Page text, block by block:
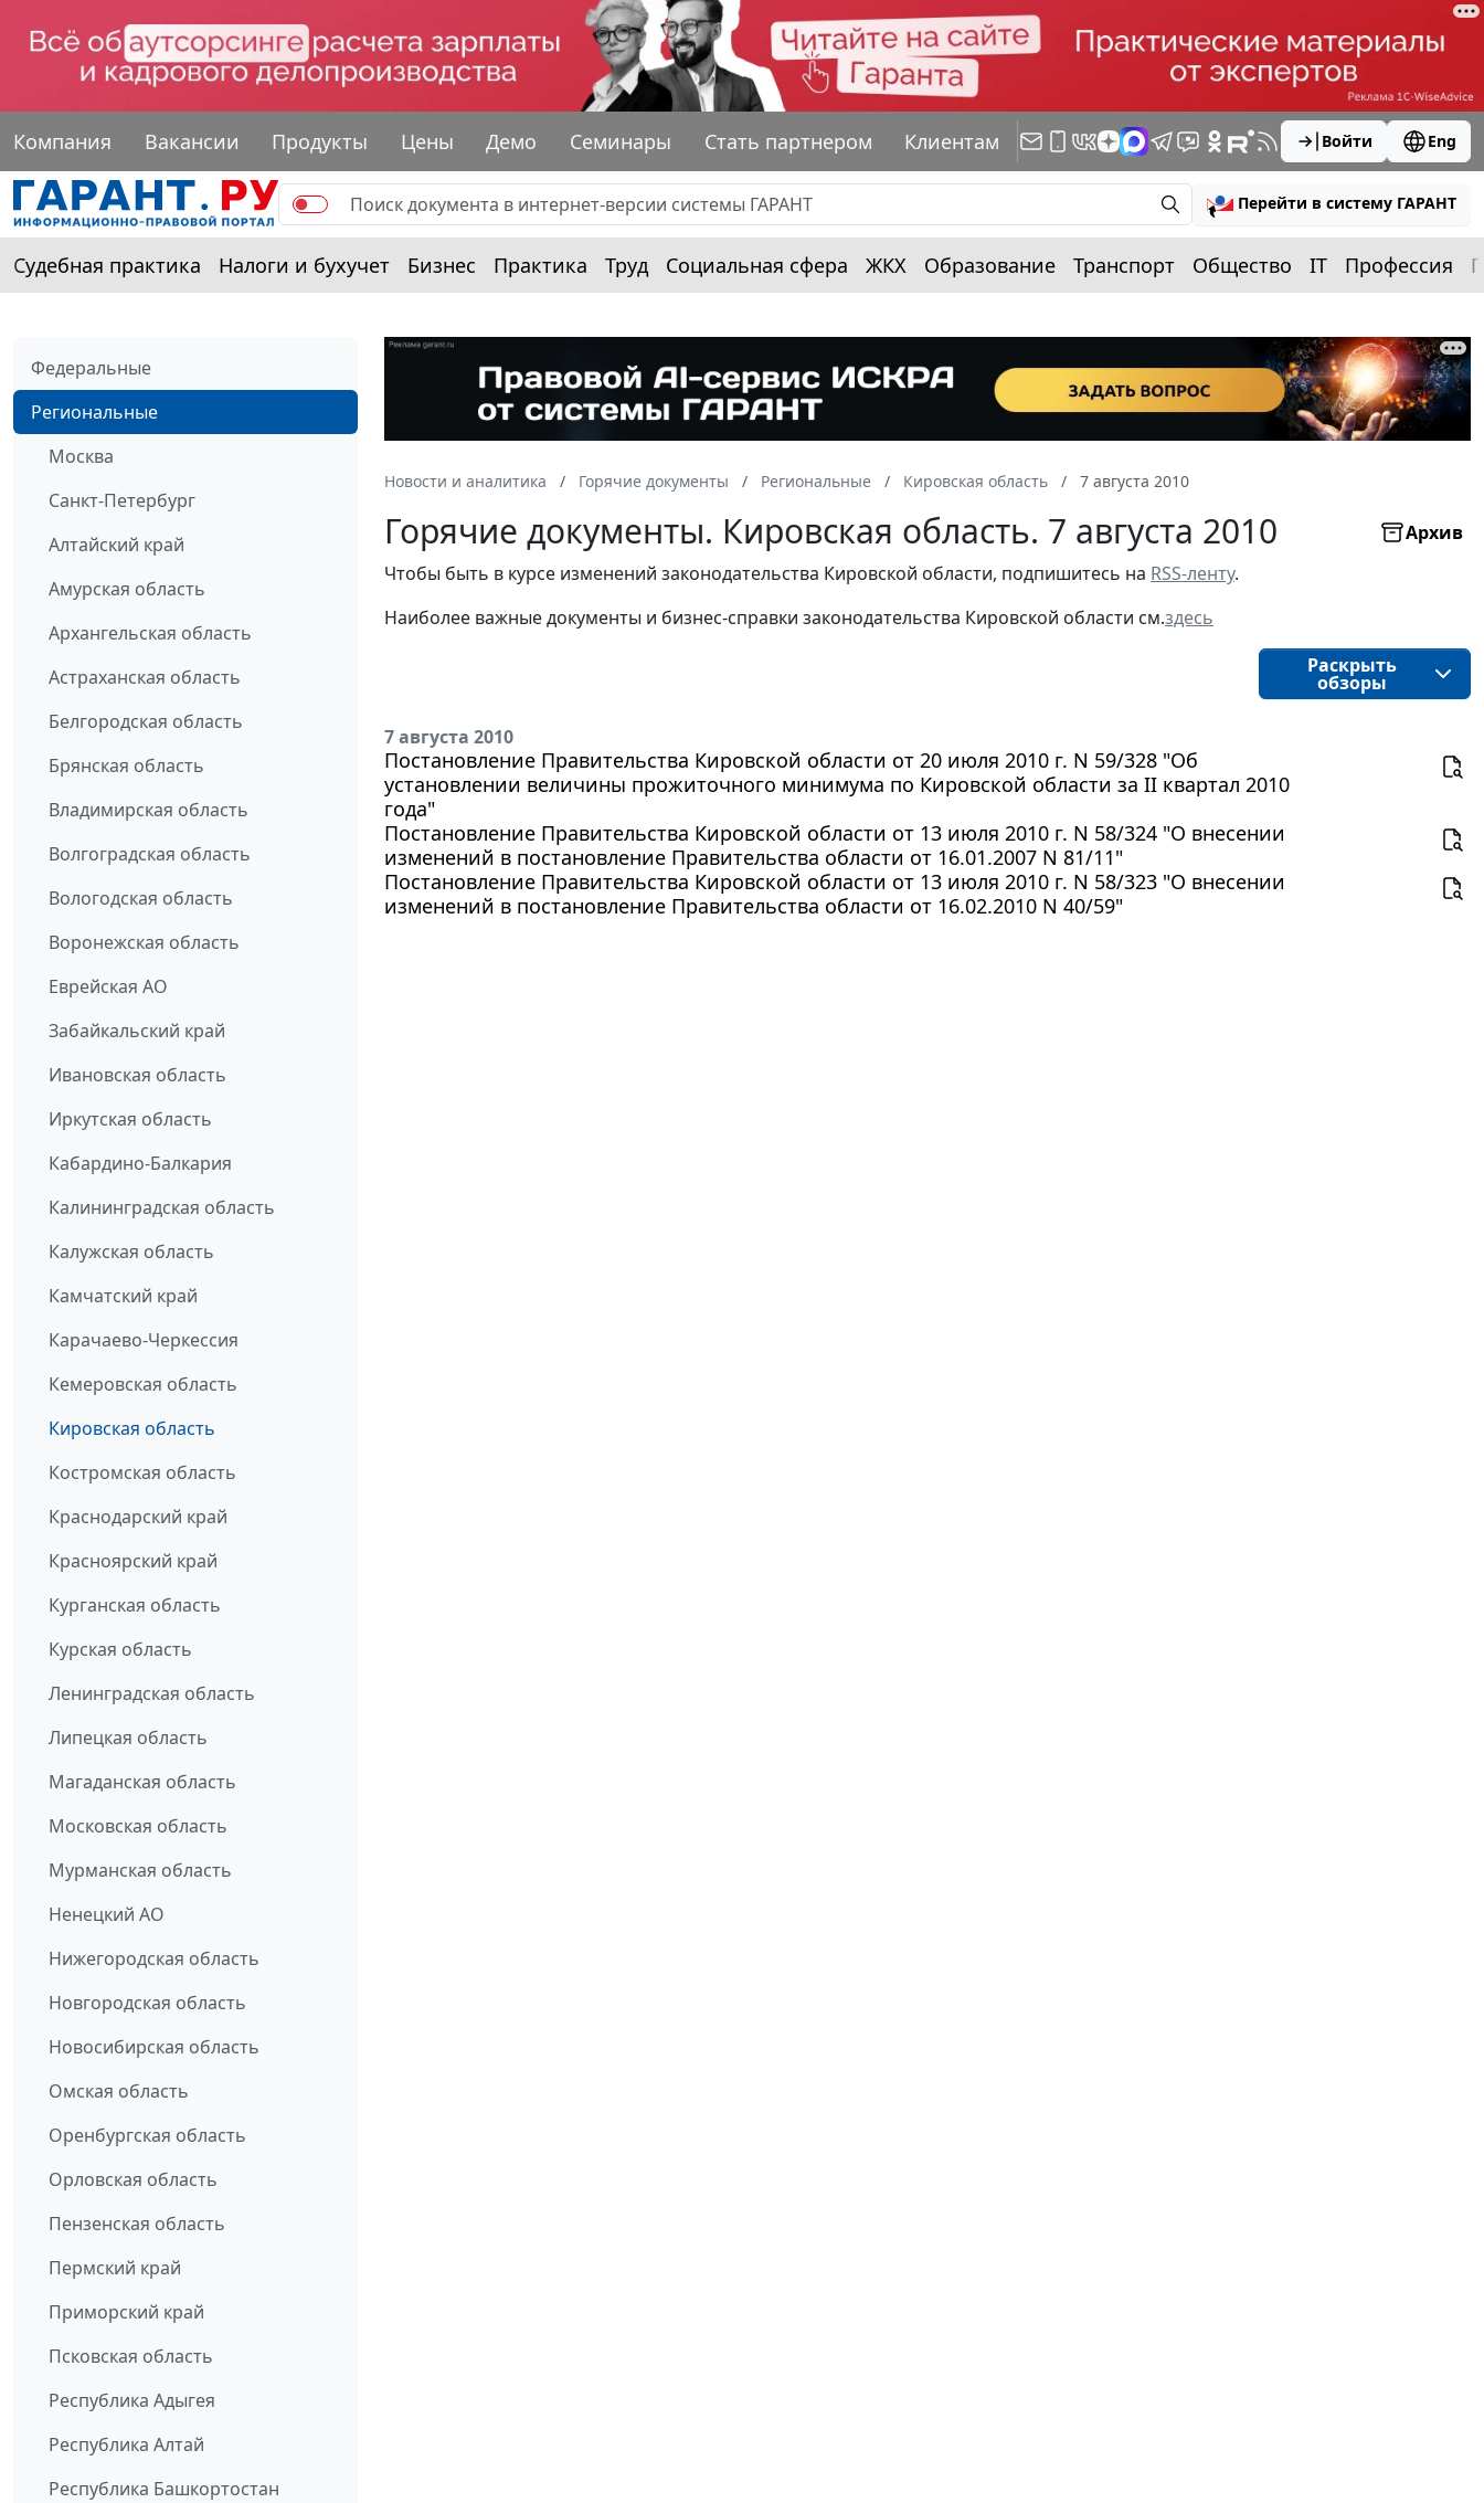
Компания Вакансии Продукты Цены Демо Семинары Стать партнером Клиентам Войти Eng
Перейти в систему ГАРАНТ
Судебная практика Налоги и бухучет Бизнес Практика Труд Социальная сфера ЖКХ Образование Транспорт Общество IT Профессия
Федеральные
Региональные
Москва
Санкт-Петербург
Алтайский край
Амурская область
Архангельская область
Астраханская область
Белгородская область
Брянская область
Владимирская область
Волгоградская область
Вологодская область
Воронежская область
Еврейская АО
Забайкальский край
Ивановская область
Иркутская область
Кабардино-Балкария
Калининградская область
Калужская область
Камчатский край
Карачаево-Черкессия
Кемеровская область
Кировская область
Костромская область
Краснодарский край
Красноярский край
Курганская область
Курская область
Ленинградская область
Липецкая область
Магаданская область
Московская область
Мурманская область
Ненецкий АО
Нижегородская область
Новгородская область
Новосибирская область
Омская область
Оренбургская область
Орловская область
Пензенская область
Пермский край
Приморский край
Псковская область
Республика Адыгея
Республика Алтай
Республика Башкортостан
Новости и аналитика Горячие документы Региональные Кировская область 7 августа 2010
Горячие документы. Кировская область. 7 августа 2010
Архив
Чтобы быть в курсе изменений законодательства Кировской области, подпишитесь на RSS-ленту.
Наиболее важные документы и бизнес-справки законодательства Кировской области см.здесь
Раскрыть
обзоры
7 августа 2010
Постановление Правительства Кировской области от 20 июля 2010 г. N 59/328 "Об
установлении величины прожиточного минимума по Кировской области за II квартал 2010
года"
Постановление Правительства Кировской области от 13 июля 2010 г. N 58/324 "О внесении
изменений в постановление Правительства области от 16.01.2007 N 81/11"
Постановление Правительства Кировской области от 13 июля 2010 г. N 58/323 "О внесении
изменений в постановление Правительства области от 16.02.2010 N 40/59"